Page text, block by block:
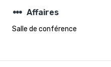
steppers Affaires
Salle de conférence